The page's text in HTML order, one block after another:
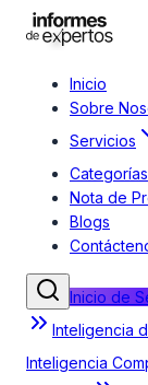
Inicio
Sobre
Servicios
Categorías
Nota de
Blogs
Inicio de
Inteligencia
Inteligencia